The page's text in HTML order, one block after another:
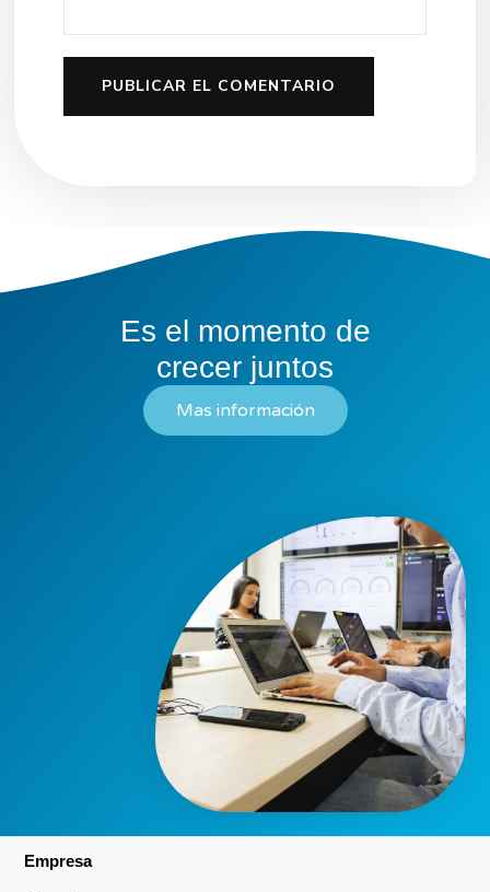
Es el momento de
crecer juntos
Mas información
Empresa